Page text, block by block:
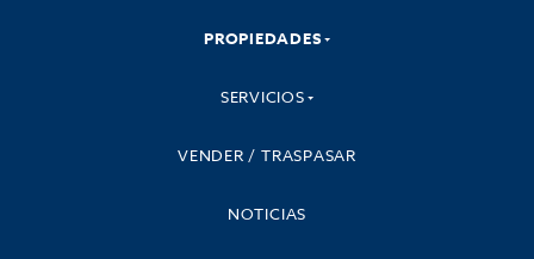
PROPIEDADES
SERVICIOS
VENDER / TRASPASAR
NOTICIAS